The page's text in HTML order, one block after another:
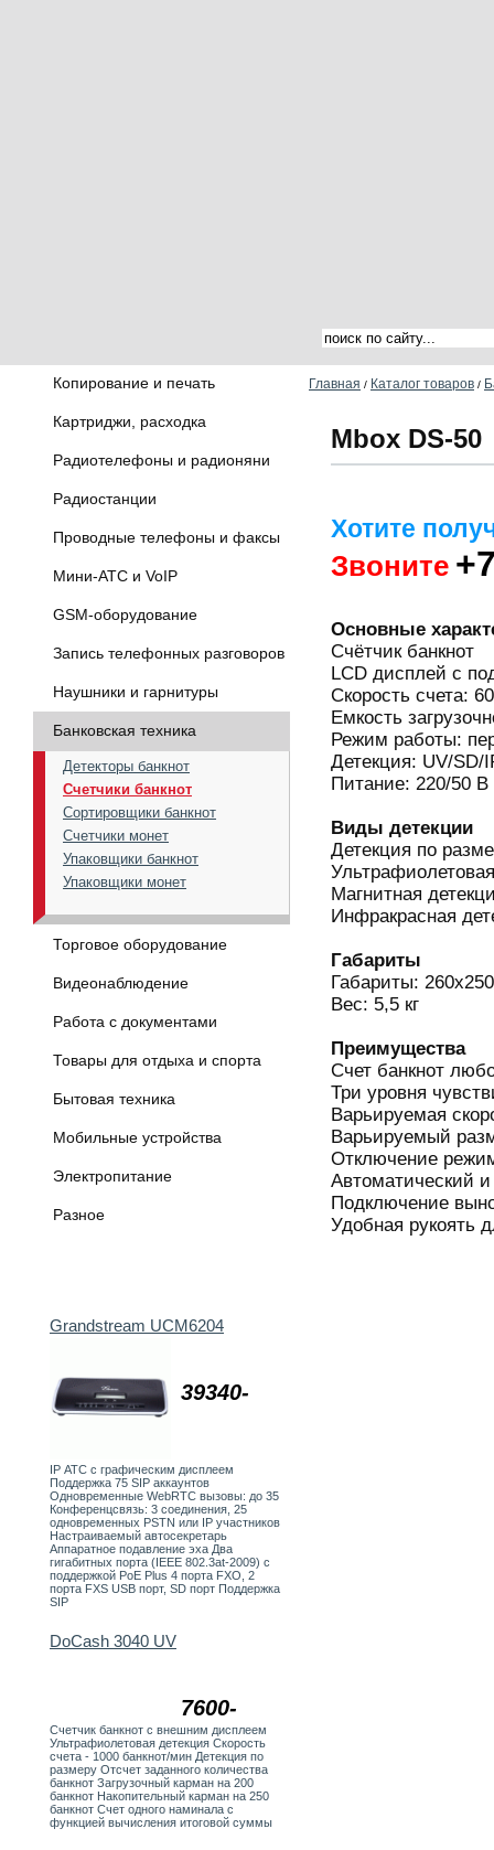
Копирование и печать
Картриджи, расходка
Радиотелефоны и радионяни
Радиостанции
Проводные телефоны и факсы
Мини-АТС и VoIP
GSM-оборудование
Запись телефонных разговоров
Наушники и гарнитуры
Банковская техника
Детекторы банкнот
Счетчики банкнот
Сортировщики банкнот
Счетчики монет
Упаковщики банкнот
Упаковщики монет
Торговое оборудование
Видеонаблюдение
Работа с документами
Товары для отдыха и спорта
Бытовая техника
Мобильные устройства
Электропитание
Разное
39340-
Grandstream UCM6204
IP АТС с графическим дисплеем
Поддержка 75 SIP аккаунтов
Одновременные WebRTC вызовы: до 35
Конференцсвязь: 3 соединения, 25
одновременных PSTN или IP участников
Настраиваемый автосекретарь
Аппаратное подавление эха Два
гигабитных порта (IEEE 802.3at-2009) с
поддержкой PoE Plus 4 порта FXO, 2
порта FXS USB порт, SD порт Поддержка
SIP
7600-
DoCash 3040 UV
Счетчик банкнот с внешним дисплеем
Ультрафиолетовая детекция Скорость
счета - 1000 банкнот/мин Детекция по
размеру Отсчет заданного количества
банкнот Загрузочный карман на 200
банкнот Накопительный карман на 250
банкнот Счет одного наминала с
функцией вычисления итоговой суммы
Главная / Каталог товаров /
Mbox DS-50
Хотите
Звоните
Основные
Счётчик банкнот
LCD дисплей с
Скорость счета:
Емкость
Режим работы:
Детекция: UV/SD/
Питание: 220/50 В
Виды детекции
Детекция по
Магнитная
Инфракрасная
Габариты
Габариты:
Вес: 5,5 кг
Преимущества
Счет банкнот
Три уровня
Варьируемая
Варьируемый
Отключение
Автоматический
Подключение
Удобная рукоять